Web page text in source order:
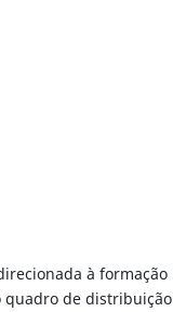
à formação
quadro de distribuição